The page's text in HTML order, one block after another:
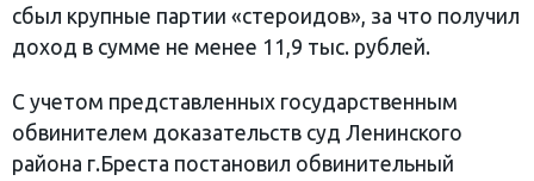
сбыл крупные партии «стероидов», за что получил
доход в сумме не менее 11,9 тыс. рублей.
С учетом представленных государственным
обвинителем доказательств суд Ленинского
района г.Бреста постановил обвинительный